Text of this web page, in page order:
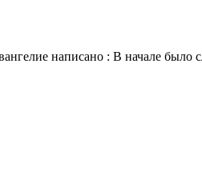
написано : В начале было